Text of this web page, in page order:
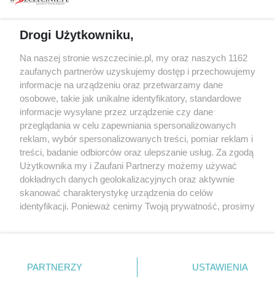
Spacery i oprowadzania
targi
Wernisaże
Więcej
Specjalny koncert z okazji
20. urodzin portalu
wSzczecinie.pl
Regulamin konkursów
śniadaniówka "Hej
Szczecin! Jest piątek!"
Partnerzy
Praca Szczecin
Drogi Użytkowniku,
Na naszej stronie wszczecinie.pl, my oraz naszych 1162
zaufanych partnerów uzyskujemy dostęp i przechowujemy
informacje na urządzeniu oraz przetwarzamy dane
osobowe, takie jak unikalne identyfikatory, standardowe
informacje wysyłane przez urządzenie czy dane
przeglądania w celu zapewniania spersonalizowanych
reklam, wybór spersonalizowanych treści, pomiar reklam i
treści, badanie odbiorców oraz ulepszanie usług. Za zgodą
Użytkownika my i Zaufani Partnerzy możemy używać
dokładnych danych geolokalizacyjnych oraz aktywnie
skanować charakterystykę urządzenia do celów
identyfikacji. Ponieważ cenimy Twoją prywatność, prosimy
prywatności znajdujący się w lewym dolnym rogu strony
. Niektóre rodzaje przetwarzania danych nie wymagają
PARTNERZY USTAWIENIA